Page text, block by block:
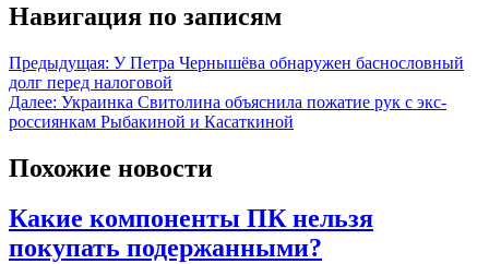
Навигация по записям
Предыдущая: У Петра Чернышёва обнаружен баснословный
долг перед налоговой
Далее: Украинка Свитолина объяснила пожатие рук с экс-
россиянкам Рыбакиной и Касаткиной
Похожие новости
Какие компоненты ПК нельзя
покупать подержанными?